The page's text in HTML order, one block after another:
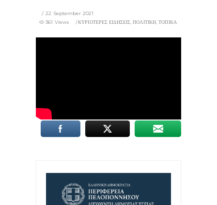
22 September 2021
ΚΥΡΙΟΤΕΡΕΣ ΕΙΔΗΣΕΙΣ,ΠΟΛΙΤΙΚΗ,ΤΟΠΙΚΑ
361 Views